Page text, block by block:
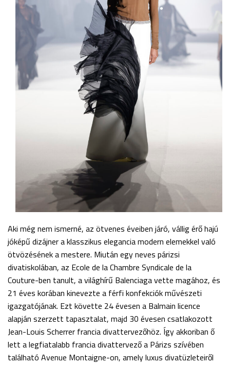
Aki még nem ismerné, az ötvenes éveiben járó, vállig érő hajú
jóképű dizájner a klasszikus elegancia modern elemekkel való
ötvözésének a mestere. Miután egy neves párizsi
divatiskolában, az Ecole de la Chambre Syndicale de la
Couture-ben tanult, a világhírű Balenciaga vette magához, és
21 éves korában kinevezte a férfi konfekciók művészeti
igazgatójának. Ezt követte 24 évesen a Balmain licence
alapján szerzett tapasztalat, majd 30 évesen csatlakozott
Jean-Louis Scherrer francia divattervezőhöz. Így akkoriban ő
lett a legfiatalabb francia divattervező a Párizs szívében
található Avenue Montaigne-on, amely luxus divatüzleteiről